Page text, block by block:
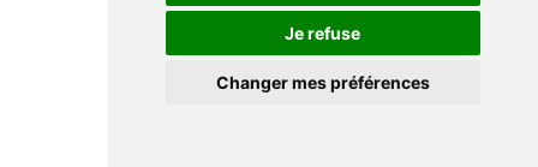
Je refuse
Changer mes préférences